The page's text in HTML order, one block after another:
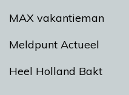
MAX vakantieman
Meldpunt Actueel
Heel Holland Bakt